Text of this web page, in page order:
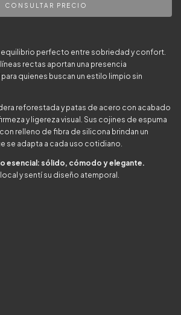
perfecto entre sobriedad y confort.
rectas aportan una presencia
quienes buscan un estilo limpio sin
reforestada y patas de acero con acabado
y ligereza visual. Sus cojines de espuma
relleno de fibra de silicona brindan un
se adapta a cada uso cotidiano.
esencial: sólido, cómodo y elegante.
y sentí su diseño atemporal.